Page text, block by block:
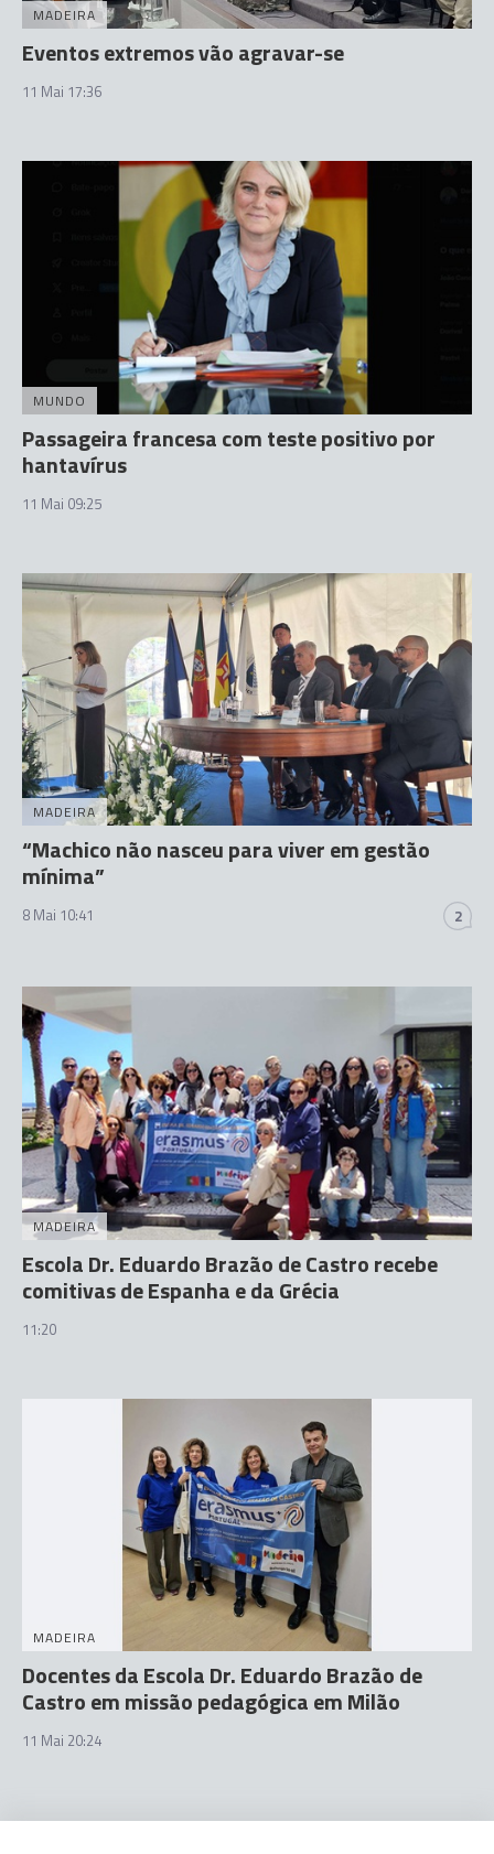
MADEIRA
Eventos extremos vão agravar-se
11 Mai 17:36
MUNDO
Passageira francesa com teste positivo por
hantavírus
11 Mai 09:25
MADEIRA
“Machico não nasceu para viver em gestão
mínima”
8 Mai 10:41 2
MADEIRA
Escola Dr. Eduardo Brazão de Castro recebe
comitivas de Espanha e da Grécia
11:20
MADEIRA
Docentes da Escola Dr. Eduardo Brazão de
Castro em missão pedagógica em Milão
11 Mai 20:24